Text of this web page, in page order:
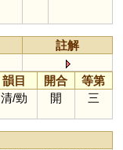
註解
韻目 開合
等第
清/勁 開 三